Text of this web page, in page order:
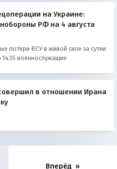
на Украине:
РФ на 4 августа
потери ВСУ в живой силе за сутки
1435 военнослужащих
в отношении Ирана
Вперёд